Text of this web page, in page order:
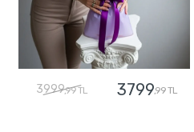
3999,99 TL 3799,99 TL